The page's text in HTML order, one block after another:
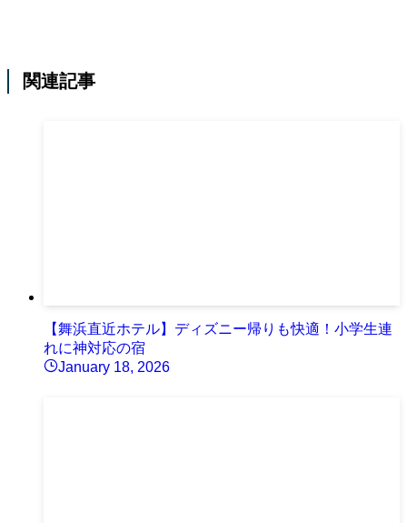
関連記事
【舞浜直近ホテル】ディズニー帰りも快適！小学生連
れに神対応の宿
January 18, 2026